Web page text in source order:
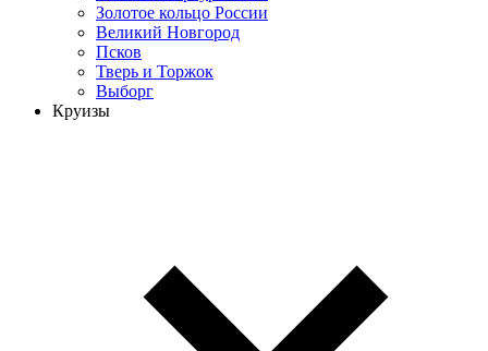
Золотое кольцо России
Великий Новгород
Псков
Тверь и Торжок
Выборг
Круизы